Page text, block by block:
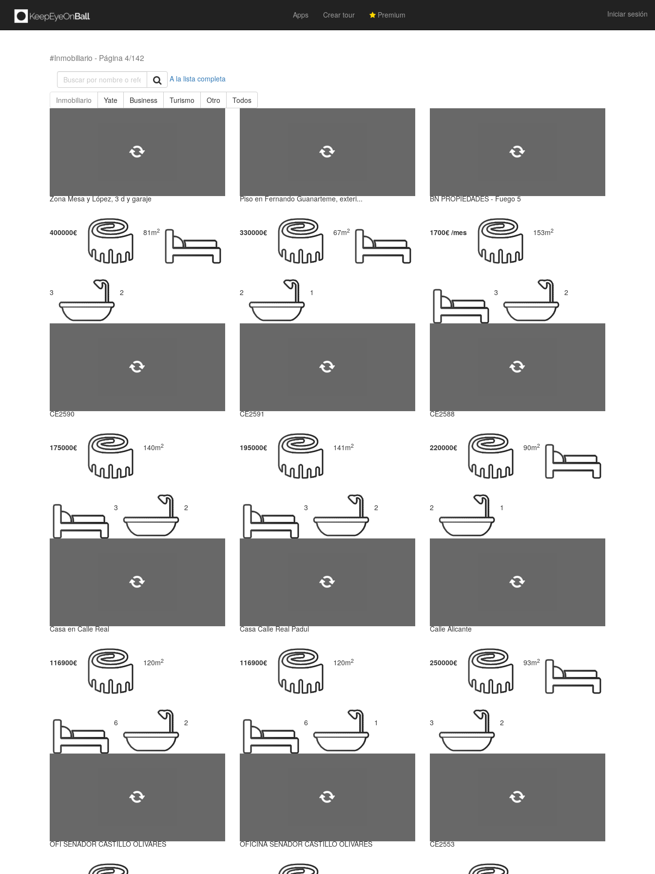
Apps Crear tour Premium Iniciar sesión
#Inmobiliario - Página 4/142
A la lista completa
Inmobiliario Yate Business Turismo Otro Todos
Zona Mesa y López, 3 d y garaje
400000€ 81m2
3 2
Piso en Fernando Guanarteme, exteri...
330000€ 67m2
2 1
BN PROPIEDADES - Fuego 5
1700€ /mes 153m2
3 2
CE2590
175000€ 140m2
3 2
CE2591
195000€ 141m2
3 2
CE2588
220000€ 90m2
2 1
Casa en Calle Real
116900€ 120m2
6 2
Casa Calle Real Padul
116900€ 120m2
6 1
Calle Alicante
250000€ 93m2
3 2
OFI SENADOR CASTILLO OLIVARES OFICINA SENADOR CASTILLO OLIVARES CE2553